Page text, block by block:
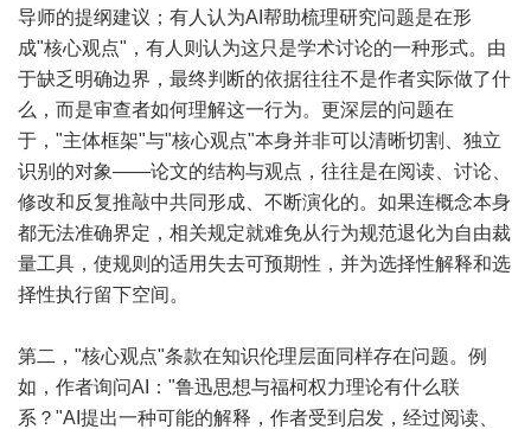
导师的提纲建议；有人认为AI帮助梳理研究问题是在形
成"核心观点"，有人则认为这只是学术讨论的一种形式。由
于缺乏明确边界，最终判断的依据往往不是作者实际做了什
么，而是审查者如何理解这一行为。更深层的问题在
于，"主体框架"与"核心观点"本身并非可以清晰切割、独立
识别的对象——论文的结构与观点，往往是在阅读、讨论、
修改和反复推敲中共同形成、不断演化的。如果连概念本身
都无法准确界定，相关规定就难免从行为规范退化为自由裁
量工具，使规则的适用失去可预期性，并为选择性解释和选
择性执行留下空间。
第二，"核心观点"条款在知识伦理层面同样存在问题。例
如，作者询问AI："鲁迅思想与福柯权力理论有什么联
系？"AI提出一种可能的解释，作者受到启发，经过阅读、